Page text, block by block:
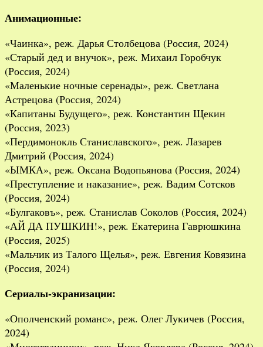
Анимационные:
«Чаинка», реж. Дарья Столбецова (Россия, 2024)
«Старый дед и внучок», реж. Михаил Горобчук
(Россия, 2024)
«Маленькие ночные серенады», реж. Светлана
Астрецова (Россия, 2024)
«Капитаны Будущего», реж. Константин Щекин
(Россия, 2023)
«Пердимонокль Станиславского», реж. Лазарев
Дмитрий (Россия, 2024)
«ЫМКА», реж. Оксана Водопьянова (Россия, 2024)
«Преступление и наказание», реж. Вадим Сотсков
(Россия, 2024)
«Булгаковъ», реж. Станислав Соколов (Россия, 2024)
«АЙ ДА ПУШКИН!», реж. Екатерина Гаврюшкина
(Россия, 2025)
«Мальчик из Талого Щелья», реж. Евгения Ковязина
(Россия, 2024)
Сериалы-экранизации:
«Ополченский романс», реж. Олег Лукичев (Россия,
2024)